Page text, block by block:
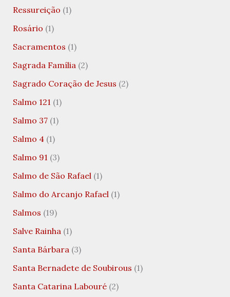
Ressureição (1)
Rosário (1)
Sacramentos (1)
Sagrada Família(2)
Sagrado Coração de Jesus (2)
Salmo 121 (1)
Salmo 37(1)
Salmo 4(1)
Salmo 91 (3)
Salmo de São Rafael(1)
Salmo do Arcanjo Rafael(1)
Salmos (19)
Salve Rainha(1)
Santa Bárbara(3)
Santa Bernadete de Soubirous (1)
Santa Catarina Labouré(2)